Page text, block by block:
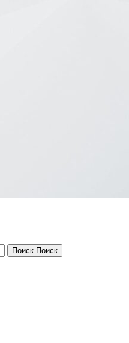
Поиск Поиск